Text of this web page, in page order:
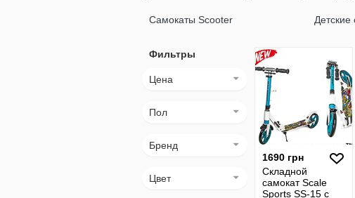
Самокаты Scooter
Фильтры
Цена
Пол
Бренд
Цвет
1690 грн
Складной
самокат Scale
Sports SS-15 с